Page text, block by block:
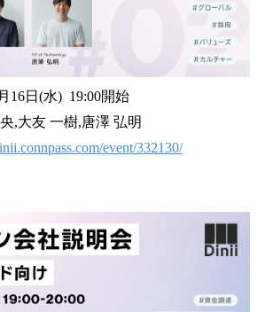
16日(水) 19:00開始
,大友 一樹,唐澤 弘明
event/332130/